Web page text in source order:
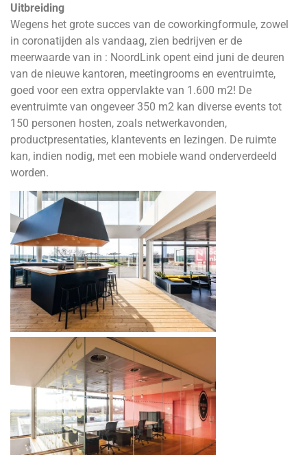
Uitbreiding
Wegens het grote succes van de coworkingformule, zowel
in coronatijden als vandaag, zien bedrijven er de
meerwaarde van in : NoordLink opent eind juni de deuren
van de nieuwe kantoren, meetingrooms en eventruimte,
goed voor een extra oppervlakte van 1.600 m2! De
eventruimte van ongeveer 350 m2 kan diverse events tot
150 personen hosten, zoals netwerkavonden,
productpresentaties, klantevents en lezingen. De ruimte
kan, indien nodig, met een mobiele wand onderverdeeld
worden.